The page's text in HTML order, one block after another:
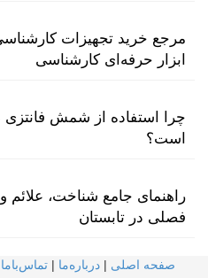
مرجع خرید تجهیزات
ابزار حرفه‌ای کارشناسی
چرا استفاده از شمش فانتزی
است؟
راهنمای جامع شناخت،
فصلی در تابستان
صفحه اصلی | درباره‌ما | تماس‌با‌ما